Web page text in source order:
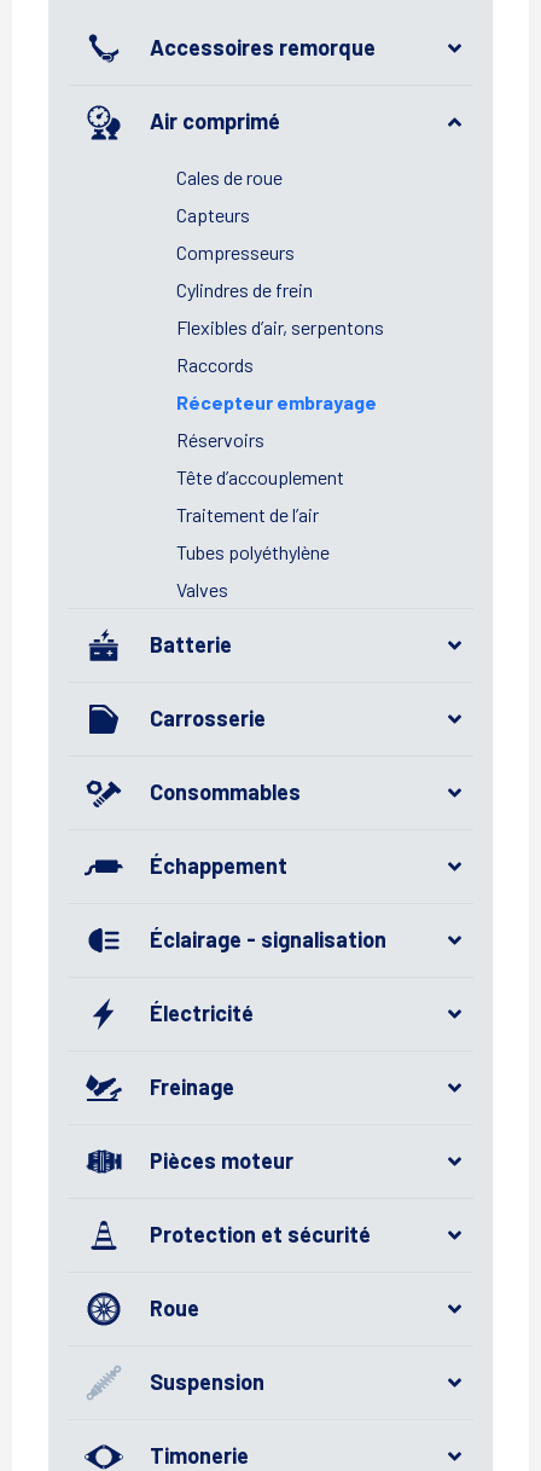
Accessoires remorque
Air comprimé
Cales de roue
Capteurs
Compresseurs
Cylindres de frein
Flexibles d’air, serpentons
Raccords
Récepteur embrayage
Réservoirs
Tête d’accouplement
Traitement de l’air
Tubes polyéthylène
Valves
Batterie
Carrosserie
Consommables
Échappement
Éclairage - signalisation
Électricité
Freinage
Pièces moteur
Protection et sécurité
Roue
Suspension
Timonerie